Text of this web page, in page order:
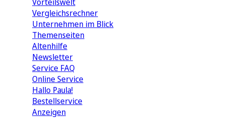
Vergleichsrechner
Unternehmen im Blick
Themenseiten
Altenhilfe
Newsletter
Service FAQ
Online Service
Hallo Paula!
Bestellservice
Anzeigen